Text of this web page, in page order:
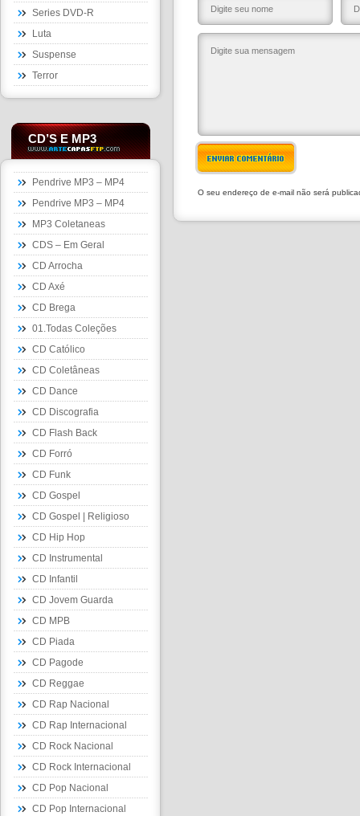
Series DVD-R
Luta
Suspense
Terror
CD’S E MP3
Pendrive MP3 – MP4
Pendrive MP3 – MP4
MP3 Coletaneas
CDS – Em Geral
CD Arrocha
CD Axé
CD Brega
01.Todas Coleções
CD Católico
CD Coletâneas
CD Dance
CD Discografia
CD Flash Back
CD Forró
CD Funk
CD Gospel
CD Gospel | Religioso
CD Hip Hop
CD Instrumental
CD Infantil
CD Jovem Guarda
CD MPB
CD Piada
CD Pagode
CD Reggae
CD Rap Nacional
CD Rap Internacional
CD Rock Nacional
CD Rock Internacional
CD Pop Nacional
CD Pop Internacional
ENVIAR COMENTÁRIO
O seu endereço de e-mail não será